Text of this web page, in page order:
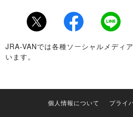
Twitter Facebook LINE
JRA-VANでは各種ソーシャルメディ
います。
個人情報について
プライ